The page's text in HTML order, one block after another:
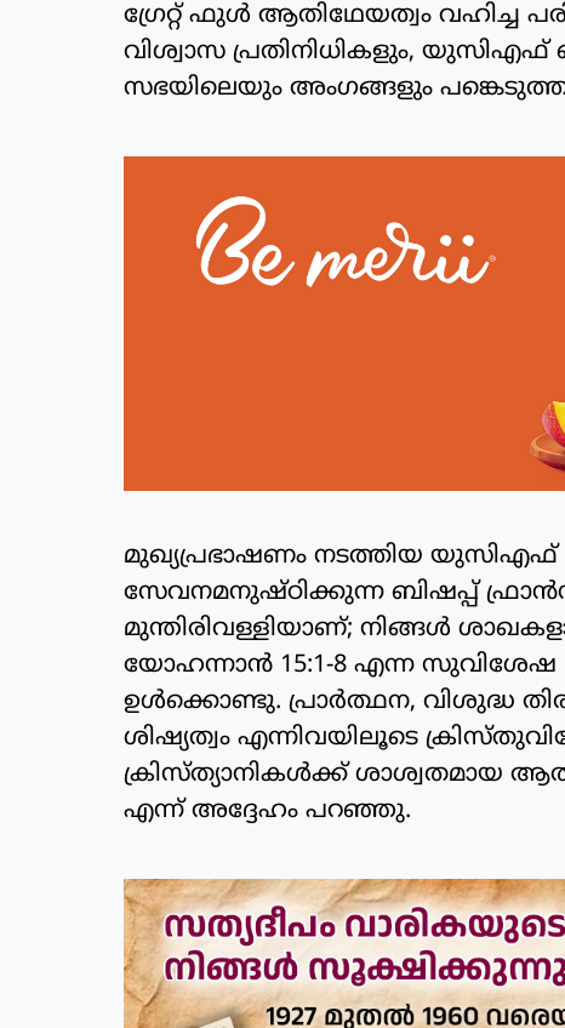
ഗ്രേറ്റ് ഫുൾ ആതിഥേയത്വം വഹിച്ച
വിശ്വാസ പ്രതിനിധികളും,
സഭയിലെയും അംഗങ്ങളും
മുഖ്യപ്രഭാഷണം നടത്തിയ യുസിഎഫ്
സേവനമനുഷ്ഠിക്കുന്ന ബിഷപ്പ്
മുന്തിരിവള്ളിയാണ്; നിങ്ങൾ
യോഹന്നാൻ 15:1-8 എന്ന സുവിശേഷ
ഉൾക്കൊണ്ടു. പ്രാർത്ഥന, വിശുദ്ധ
ശിഷ്യത്വം എന്നിവയിലൂടെ
ക്രിസ്ത്യാനികൾക്ക് ശാശ്വതമായ
എന്ന് അദ്ദേഹം പറഞ്ഞു.